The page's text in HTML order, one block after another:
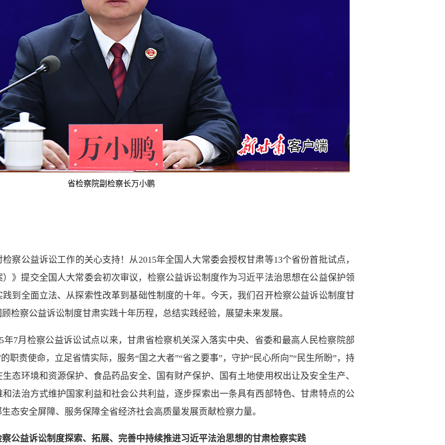
省检察院副检察长万小鹏
公益诉讼工作的关心支持！从2015年全国人大常委会授权甘肃等13个省份首批试点，
》提交全国人大常委会初次审议，检察公益诉讼制度作为习近平法治思想在公益保护领
到全面立法、从探索性改革到基础性制度的十年。今天，我们召开检察公益诉讼制度甘
检察公益诉讼制度甘肃实践十年历程，总结实践经验，展望未来发展。
月检察公益诉讼试点以来，甘肃省检察机关深入落实中央、省委和最高人民检察院部
职责使命，立足省情实际，服务“国之大者”“省之要事”，守护“民心所向”“民生所盼”，持
态环境和资源保护、食品药品安全、国有财产保护、国有土地使用权出让及安全生产、
法治方式维护国家利益和社会公共利益，逐步探索出一条具有西部特色、甘肃特点的公
态安全屏障、服务保障全省经济社会高质量发展贡献检察力量。
益诉讼制度探索、拓展、完善中持续推进习近平法治思想的甘肃检察实践